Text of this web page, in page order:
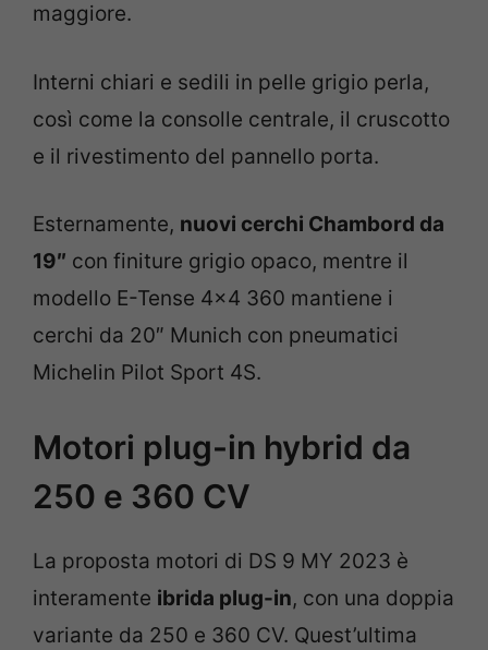
maggiore.
Interni chiari e sedili in pelle grigio perla,
così come la consolle centrale, il cruscotto
e il rivestimento del pannello porta.
Esternamente, nuovi cerchi Chambord da
19″ con finiture grigio opaco, mentre il
modello E-Tense 4×4 360 mantiene i
cerchi da 20″ Munich con pneumatici
Michelin Pilot Sport 4S.
Motori plug-in hybrid da
250 e 360 CV
La proposta motori di DS 9 MY 2023 è
interamente ibrida plug-in, con una doppia
variante da 250 e 360 CV. Quest’ultima